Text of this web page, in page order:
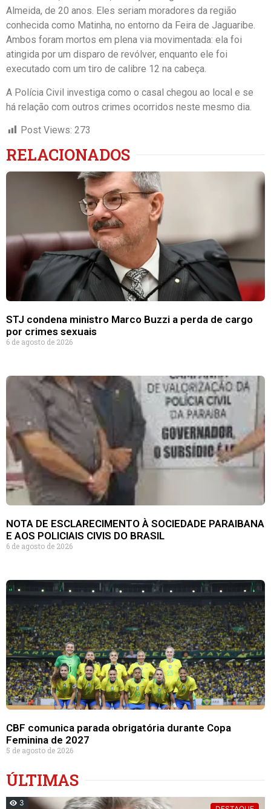
Almeida, de 20 anos. Eles seriam moradores da região
conhecida como Matinha, no entorno da Feira de Jaguaribe.
Ambos foram mortos em plena via movimentada: ela foi
atingida por um disparo de revólver, enquanto ele foi
executado com um tiro de calibre 12 na cabeça.
A Polícia Civil investiga como o casal chegou ao local e se
há relação com outros crimes ocorridos neste mesmo dia.
Post Views: 273
RELACIONADOS
STJ condena ministro Marco Buzzi a perda de cargo
por crimes sexuais
6 de agosto de 2026
NOTA DE ESCLARECIMENTO À SOCIEDADE PARAIBANA
E AOS POLICIAIS CIVIS DO BRASIL
6 de agosto de 2026
CBF comunica parada obrigatória durante Copa
Feminina de 2027
5 de agosto de 2026
ÚLTIMAS
3